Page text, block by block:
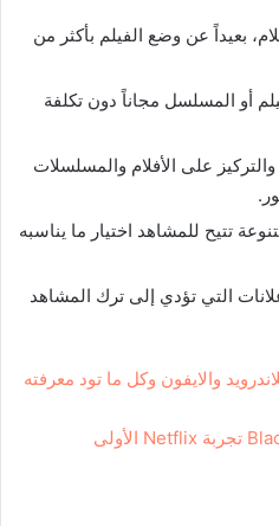
بعيداً عن وضع الفيلم بأكثر من
أو المسلسل مجاناً دون تكلفة
على الأفلام والمسلسلات
تتيح للمشاهد اختيار ما يناسبه
التي تؤدي إلى ترك المشاهد